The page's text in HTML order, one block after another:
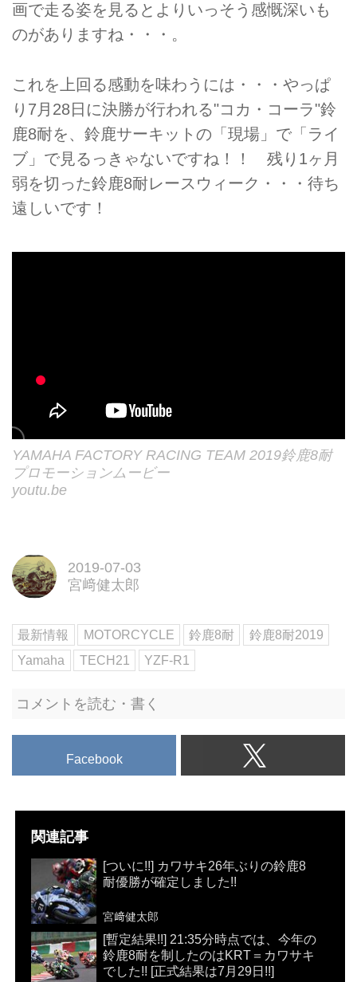
画で走る姿を見るとよりいっそう感慨深いも
のがありますね・・・。
これを上回る感動を味わうには・・・やっぱ
り7月28日に決勝が行われる"コカ・コーラ"鈴
鹿8耐を、鈴鹿サーキットの「現場」で「ライ
ブ」で見るっきゃないですね！！ 残り1ヶ月
弱を切った鈴鹿8耐レースウィーク・・・待ち
遠しいです！
YAMAHA FACTORY RACING TEAM 2019鈴鹿8耐
プロモーションムービー
youtu.be
2019-07-03
宮﨑健太郎
最新情報 MOTORCYCLE 鈴鹿8耐
鈴鹿8耐2019
Yamaha
TECH21 YZF-R1
コメントを読む・書く
Facebook
関連記事
[ついに!!] カワサキ26年ぶりの鈴鹿8
耐優勝が確定しました!!
宮﨑健太郎
[暫定結果!!] 21:35分時点では、今年の
鈴鹿8耐を制したのはKRT＝カワサキ
でした!! [正式結果は7月29日!!]